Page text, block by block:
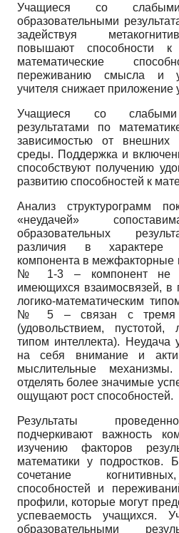
Учащиеся со слабыми
образовательными
задействуя
повышают способности к
математические
переживанию смысла и
учителя снижает приложение
Учащиеся со слабыми
результатами по
зависимостью от внешних
среды. Поддержка и
способствуют получению
развитию способностей к
Анализ структурограмм
«неудачей»
образовательных
различия в характере
компонента в межфакторные
№ 1-3 – компонент не
имеющихся взаимосвязей,
логико-математическим
№ 5 – связан с тремя
(удовольствием, пустотой,
типом интеллекта). Неудача
на себя внимание и
мыслительные
отделять более значимые
ощущают рост способностей.
Результаты
подчеркивают важность
изучению факторов
математики у подростков.
сочетание
способностей и
профили, которые могут
успеваемость учащихся.
образовательными